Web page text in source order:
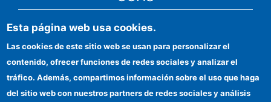
Sede electrónica CSIC
Identidad institucional
Información para proveedores
Ayudas FEDER
Esta página web usa cookies.
Las cookies de este sitio web se usan para personalizar el
contenido, ofrecer funciones de redes sociales y analizar el
tráfico. Además, compartimos información sobre el uso que haga
del sitio web con nuestros partners de redes sociales y análisis